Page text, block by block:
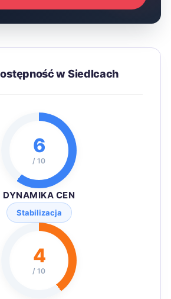
w Siedlcach
6
/ 10
DYNAMIKA CEN
Stabilizacja
4
/ 10